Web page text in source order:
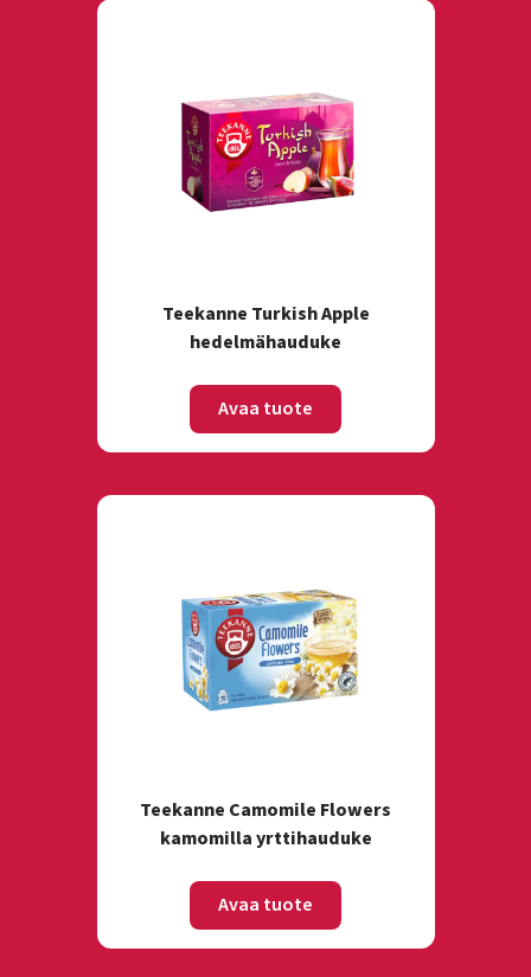
Teekanne Turkish Apple
hedelmähauduke
Avaa tuote
Teekanne Camomile Flowers
kamomilla yrttihauduke
Avaa tuote